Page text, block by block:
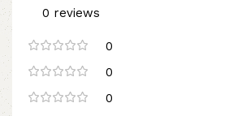
0 reviews
0
0
0